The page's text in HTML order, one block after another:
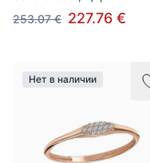
253.07 € 227.76 €
Нет в наличии